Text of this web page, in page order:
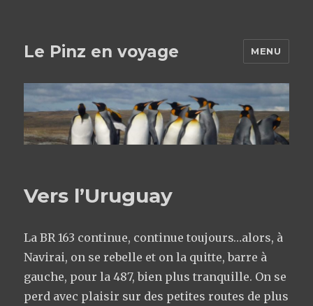
Le Pinz en voyage MENU
Vers l’Uruguay
La BR 163 continue, continue toujours…alors, à
Navirai, on se rebelle et on la quitte, barre à
gauche, pour la 487, bien plus tranquille. On se
perd avec plaisir sur des petites routes de plus